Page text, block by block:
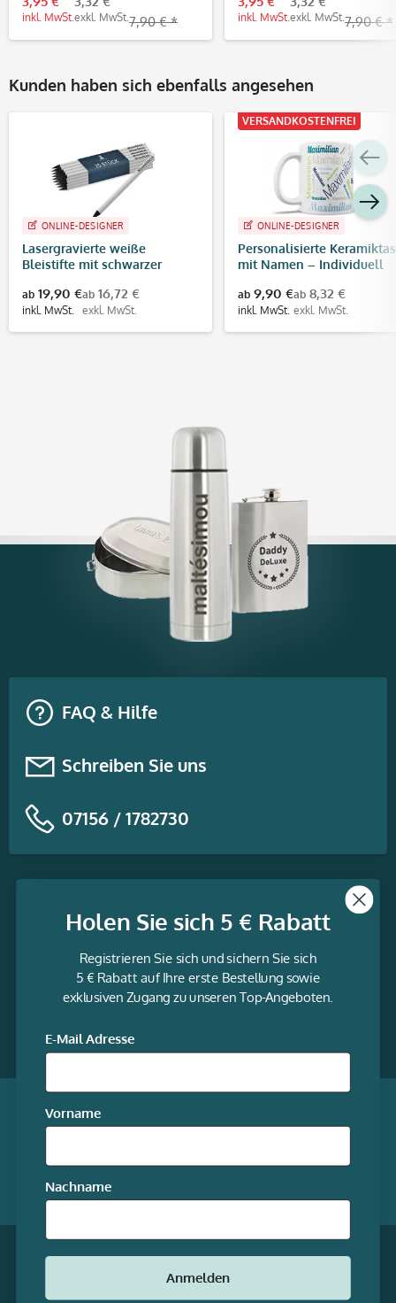
inkl. MwSt. exkl. MwSt. 7,90 € * inkl. MwSt. exkl. MwSt. 7,90 € *
Kunden haben sich ebenfalls angesehen
ONLINE-DESIGNER
Lasergravierte weiße
Bleistifte mit schwarzer
ab 19,90 €
inkl. MwSt.
ab 16,72 €
exkl. MwSt.
VERSANDKOSTENFREI
ONLINE-DESIGNER
Personalisierte
mit Namen – Individuell
Geschenkidee
ab 9,90 €
inkl. MwSt.
ab 8,32 €
exkl. MwSt.
FAQ & Hilfe
Schreiben Sie uns
07156 / 1782730
Informationen
media
Facebook
Qualität garantiert
Unsere Online-Shops
* Alle Preise inkl. gesetzl. Mehrwertsteuer zzgl.
© stempel-fabrik.de – Alle Rechte
vorbehalten.
Holen Sie sich 5 € Rabatt
Registrieren Sie sich und sichern Sie sich
5 € Rabatt auf Ihre erste Bestellung sowie
exklusiven Zugang zu unseren Top-Angeboten.
E-Mail Adresse
Vorname
Nachname
Anmelden